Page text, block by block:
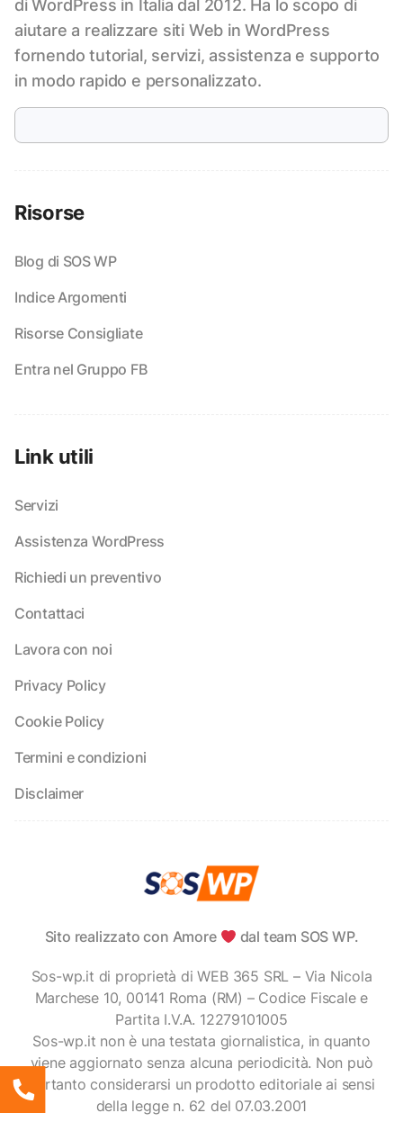
di WordPress in Italia dal 2012. Ha lo scopo di
aiutare a realizzare siti Web in WordPress
fornendo tutorial, servizi, assistenza e supporto
in modo rapido e personalizzato.
Risorse
Blog di SOS WP
Indice Argomenti
Risorse Consigliate
Entra nel Gruppo FB
Link utili
Servizi
Assistenza WordPress
Richiedi un preventivo
Contattaci
Lavora con noi
Privacy Policy
Cookie Policy
Termini e condizioni
Disclaimer
Sito realizzato con Amore dal team SOS WP.
Sos-wp.it di proprietà di WEB 365 SRL – Via Nicola
Marchese 10, 00141 Roma (RM) – Codice Fiscale e
Partita I.V.A. 12279101005
Sos-wp.it non è una testata giornalistica, in quanto
viene aggiornato senza alcuna periodicità. Non può
pertanto considerarsi un prodotto editoriale ai sensi
della legge n. 62 del 07.03.2001